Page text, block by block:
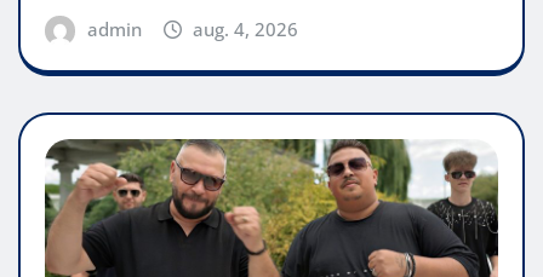
admin aug. 4, 2026